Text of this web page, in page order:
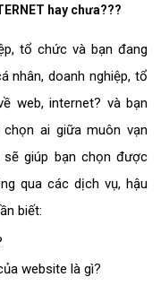
hay chưa???
tổ chức và bạn đang
nhân, doanh nghiệp, tổ
web, internet? và bạn
ai giữa muôn vạn
sẽ giúp bạn chọn được
qua các dịch vụ, hậu
biết:
website là gì?